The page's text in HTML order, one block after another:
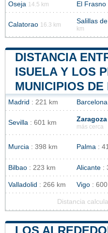
Oseja 14.5 km El Frasno
Calatorao 16.3 km Salillas
km
DISTANCIA
ISUELA Y LOS
MUNICIPIOS DE
Madrid : 221 km Barcelona
Sevilla : 601 km Zaragoza
más cerca
Murcia : 398 km Palma :
Bilbao : 223 km Alicante :
Valladolid : 266 km Vigo :
Distancia